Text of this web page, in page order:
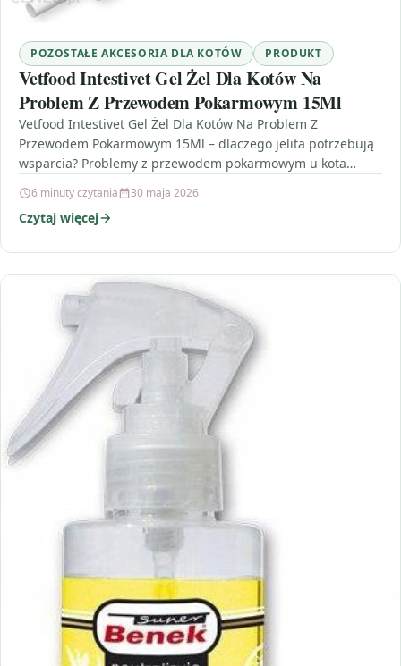
POZOSTAŁE AKCESORIA DLA KOTÓW PRODUKT
Vetfood Intestivet Gel Żel Dla Kotów Na
Problem Z Przewodem Pokarmowym 15Ml
Vetfood Intestivet Gel Żel Dla Kotów Na Problem Z
Przewodem Pokarmowym 15Ml – dlaczego jelita potrzebują
wsparcia? Problemy z przewodem pokarmowym u kota
6 minuty czytania 30 maja 2026
Czytaj więcej